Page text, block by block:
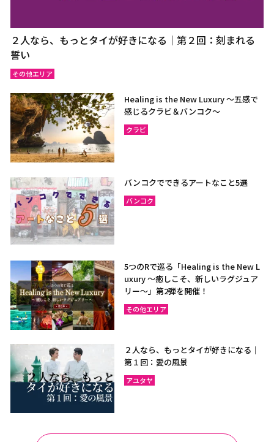
２人なら、もっとタイが好きになる｜第２回：刻まれる
誓い
その他エリア
Healing is the New Luxury ～五感で
感じるクラビ＆バンコク～
クラビ
バンコクでできるアートなこと5選
バンコク
5つのRで巡る「Healing is the New L
uxury ～癒しこそ、新しいラグジュア
リー〜」第2弾を開催！
その他エリア
２人なら、もっとタイが好きになる｜
第１回：愛の風景
アユタヤ